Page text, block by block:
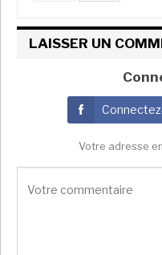
LAISSER UN
Votre adresse